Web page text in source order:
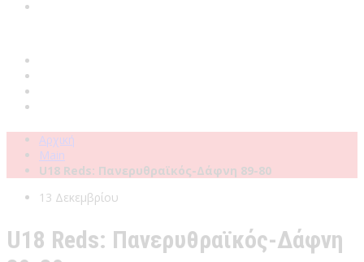
Αρχική
Main
U18 Reds: Πανερυθραϊκός-Δάφνη 89-80
13 Δεκεμβρίου
U18 Reds: Πανερυθραϊκός-Δάφνη